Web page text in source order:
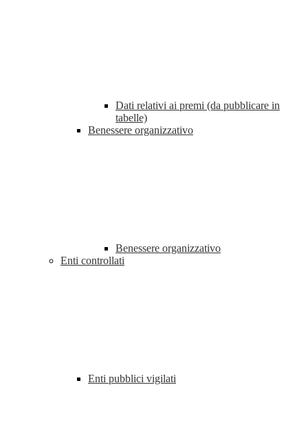
Dati relativi ai premi (da pubblicare in
tabelle)
Benessere organizzativo
Benessere organizzativo
Enti controllati
Enti pubblici vigilati